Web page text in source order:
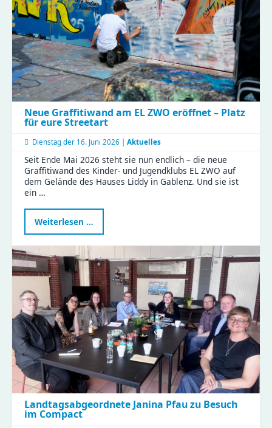
Neue Graffitiwand am EL ZWO eröffnet – Platz
für eure Streetart
Dienstag der 16. Juni 2026 | Aktuelles
Seit Ende Mai 2026 steht sie nun endlich – die neue
Graffitiwand des Kinder- und Jugendklubs EL ZWO auf
dem Gelände des Hauses Liddy in Gablenz. Und sie ist
ein …
Weiterlesen …
Graffitiwand
am
ZWO
eröffnet
–
Platz
für
eure
Streetart
Landtagsabgeordnete Janina Pfau zu Besuch
im Compact